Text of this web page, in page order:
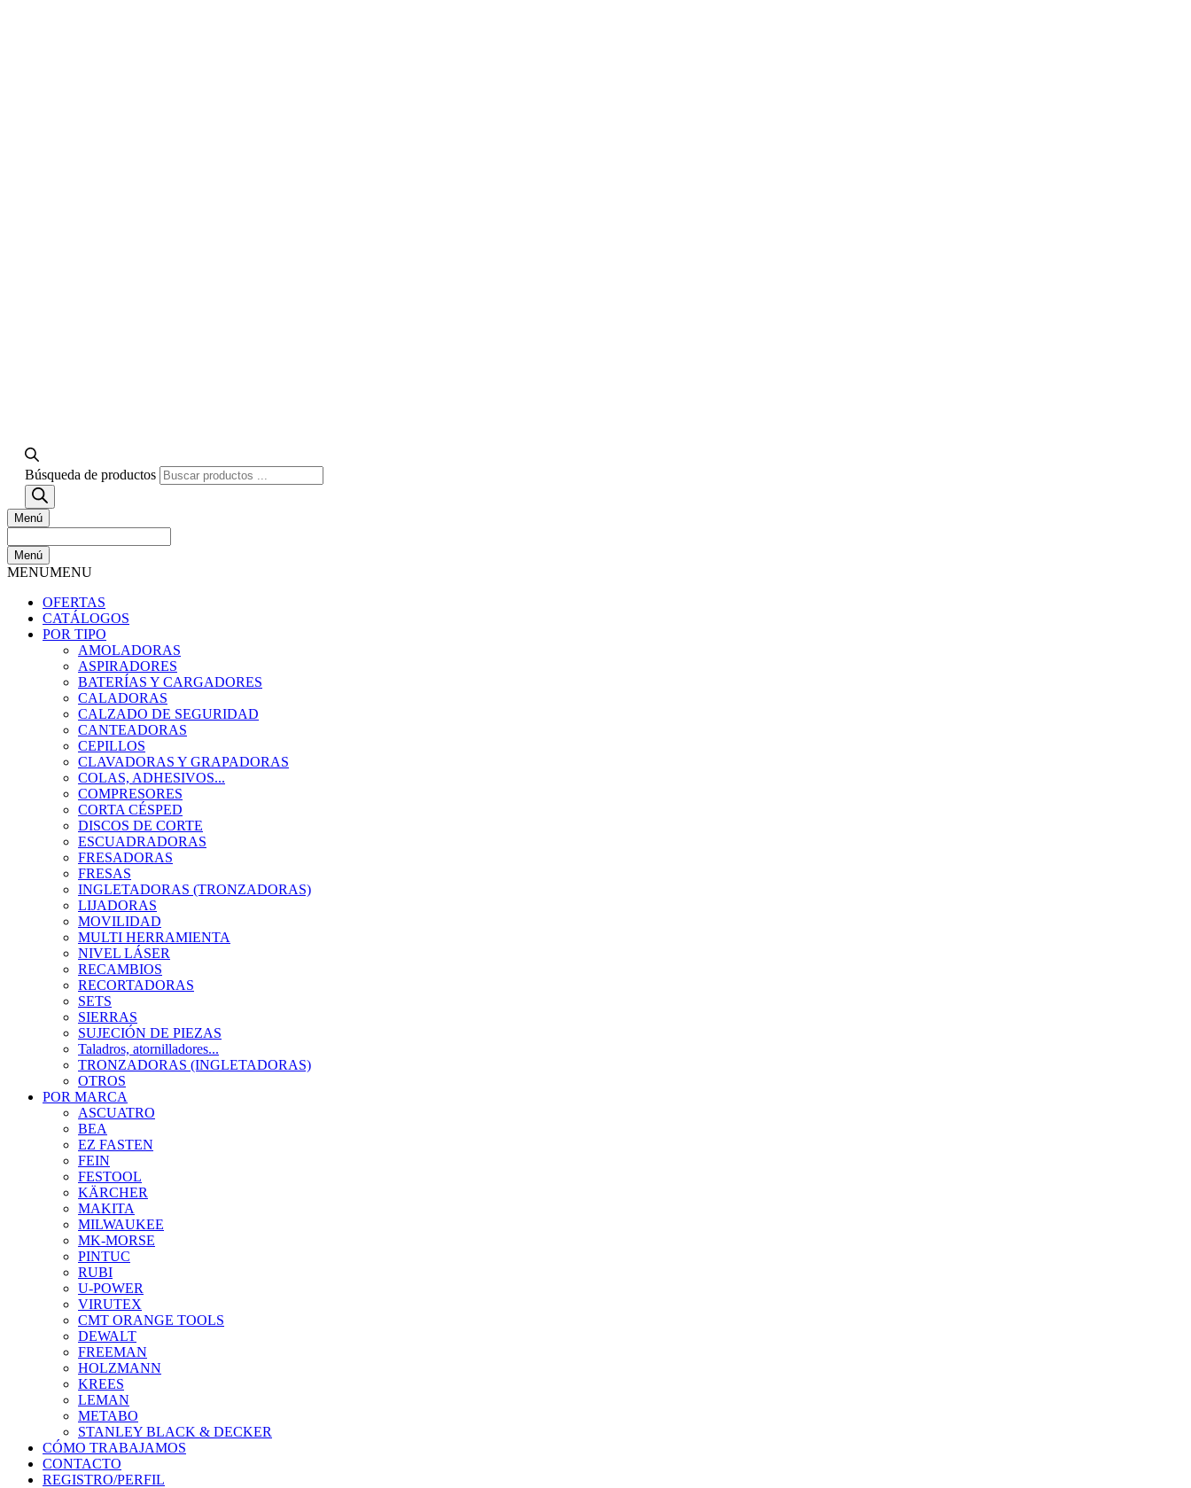
Búsqueda de productos
Menú
Menú
MENUMENU
OFERTAS
CATÁLOGOS
POR TIPO
AMOLADORAS
ASPIRADORES
BATERÍAS Y CARGADORES
CALADORAS
CALZADO DE SEGURIDAD
CANTEADORAS
CEPILLOS
CLAVADORAS Y GRAPADORAS
COLAS, ADHESIVOS...
COMPRESORES
CORTA CÉSPED
DISCOS DE CORTE
ESCUADRADORAS
FRESADORAS
FRESAS
INGLETADORAS (TRONZADORAS)
LIJADORAS
MOVILIDAD
MULTI HERRAMIENTA
NIVEL LÁSER
RECAMBIOS
RECORTADORAS
SETS
SIERRAS
SUJECIÓN DE PIEZAS
Taladros, atornilladores...
TRONZADORAS (INGLETADORAS)
OTROS
POR MARCA
ASCUATRO
BEA
EZ FASTEN
FEIN
FESTOOL
KÄRCHER
MAKITA
MILWAUKEE
MK-MORSE
PINTUC
RUBI
U-POWER
VIRUTEX
CMT ORANGE TOOLS
DEWALT
FREEMAN
HOLZMANN
KREES
LEMAN
METABO
STANLEY BLACK & DECKER
CÓMO TRABAJAMOS
CONTACTO
REGISTRO/PERFIL